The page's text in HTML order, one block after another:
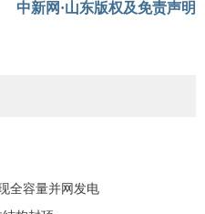
中新网·山东版权及免责声明
全容量并网发电